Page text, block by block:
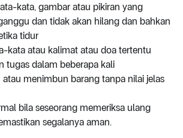
kata, gambar atau pikiran yang
dan tidak akan hilang dan bahkan
tidur
kata atau kalimat atau doa tertentu
tugas dalam beberapa kali
menimbun barang tanpa nilai jelas
bila seseorang memeriksa ulang
segalanya aman.